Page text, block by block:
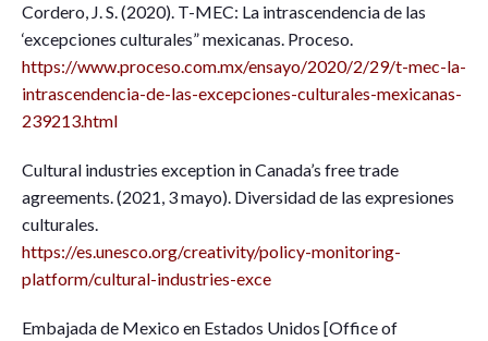
Cordero, J. S. (2020). T-MEC: La intrascendencia de las
‘excepciones culturales” mexicanas. Proceso.
https://www.proceso.com.mx/ensayo/2020/2/29/t-mec-la-
intrascendencia-de-las-excepciones-culturales-mexicanas-
239213.html
Cultural industries exception in Canada’s free trade
agreements. (2021, 3 mayo). Diversidad de las expresiones
culturales.
https://es.unesco.org/creativity/policy-monitoring-
platform/cultural-industries-exce
Embajada de Mexico en Estados Unidos [Office of